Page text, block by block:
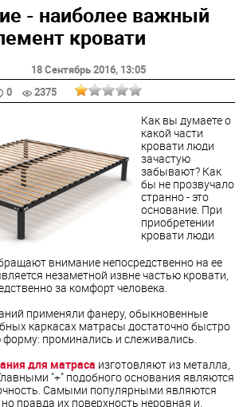
- наиболее важный
кровати
18 Сентябрь 2016, 13:05
0
2375
Как вы думаете о
какой части
кровати люди
зачастую
забывают? Как
бы не прозвучало
странно - это
основание. При
приобретении
кровати люди
внимание непосредственно на ее
незаметной извне частью кровати,
за комфорт человека.
применяли фанеру, обыкновенные
каркасах матрасы достаточно быстро
форму: проминались и слеживались.
для матраса изготовляют из металла,
"+" подобного основания являются
Самыми популярными являются
правда их поверхность неровная и,